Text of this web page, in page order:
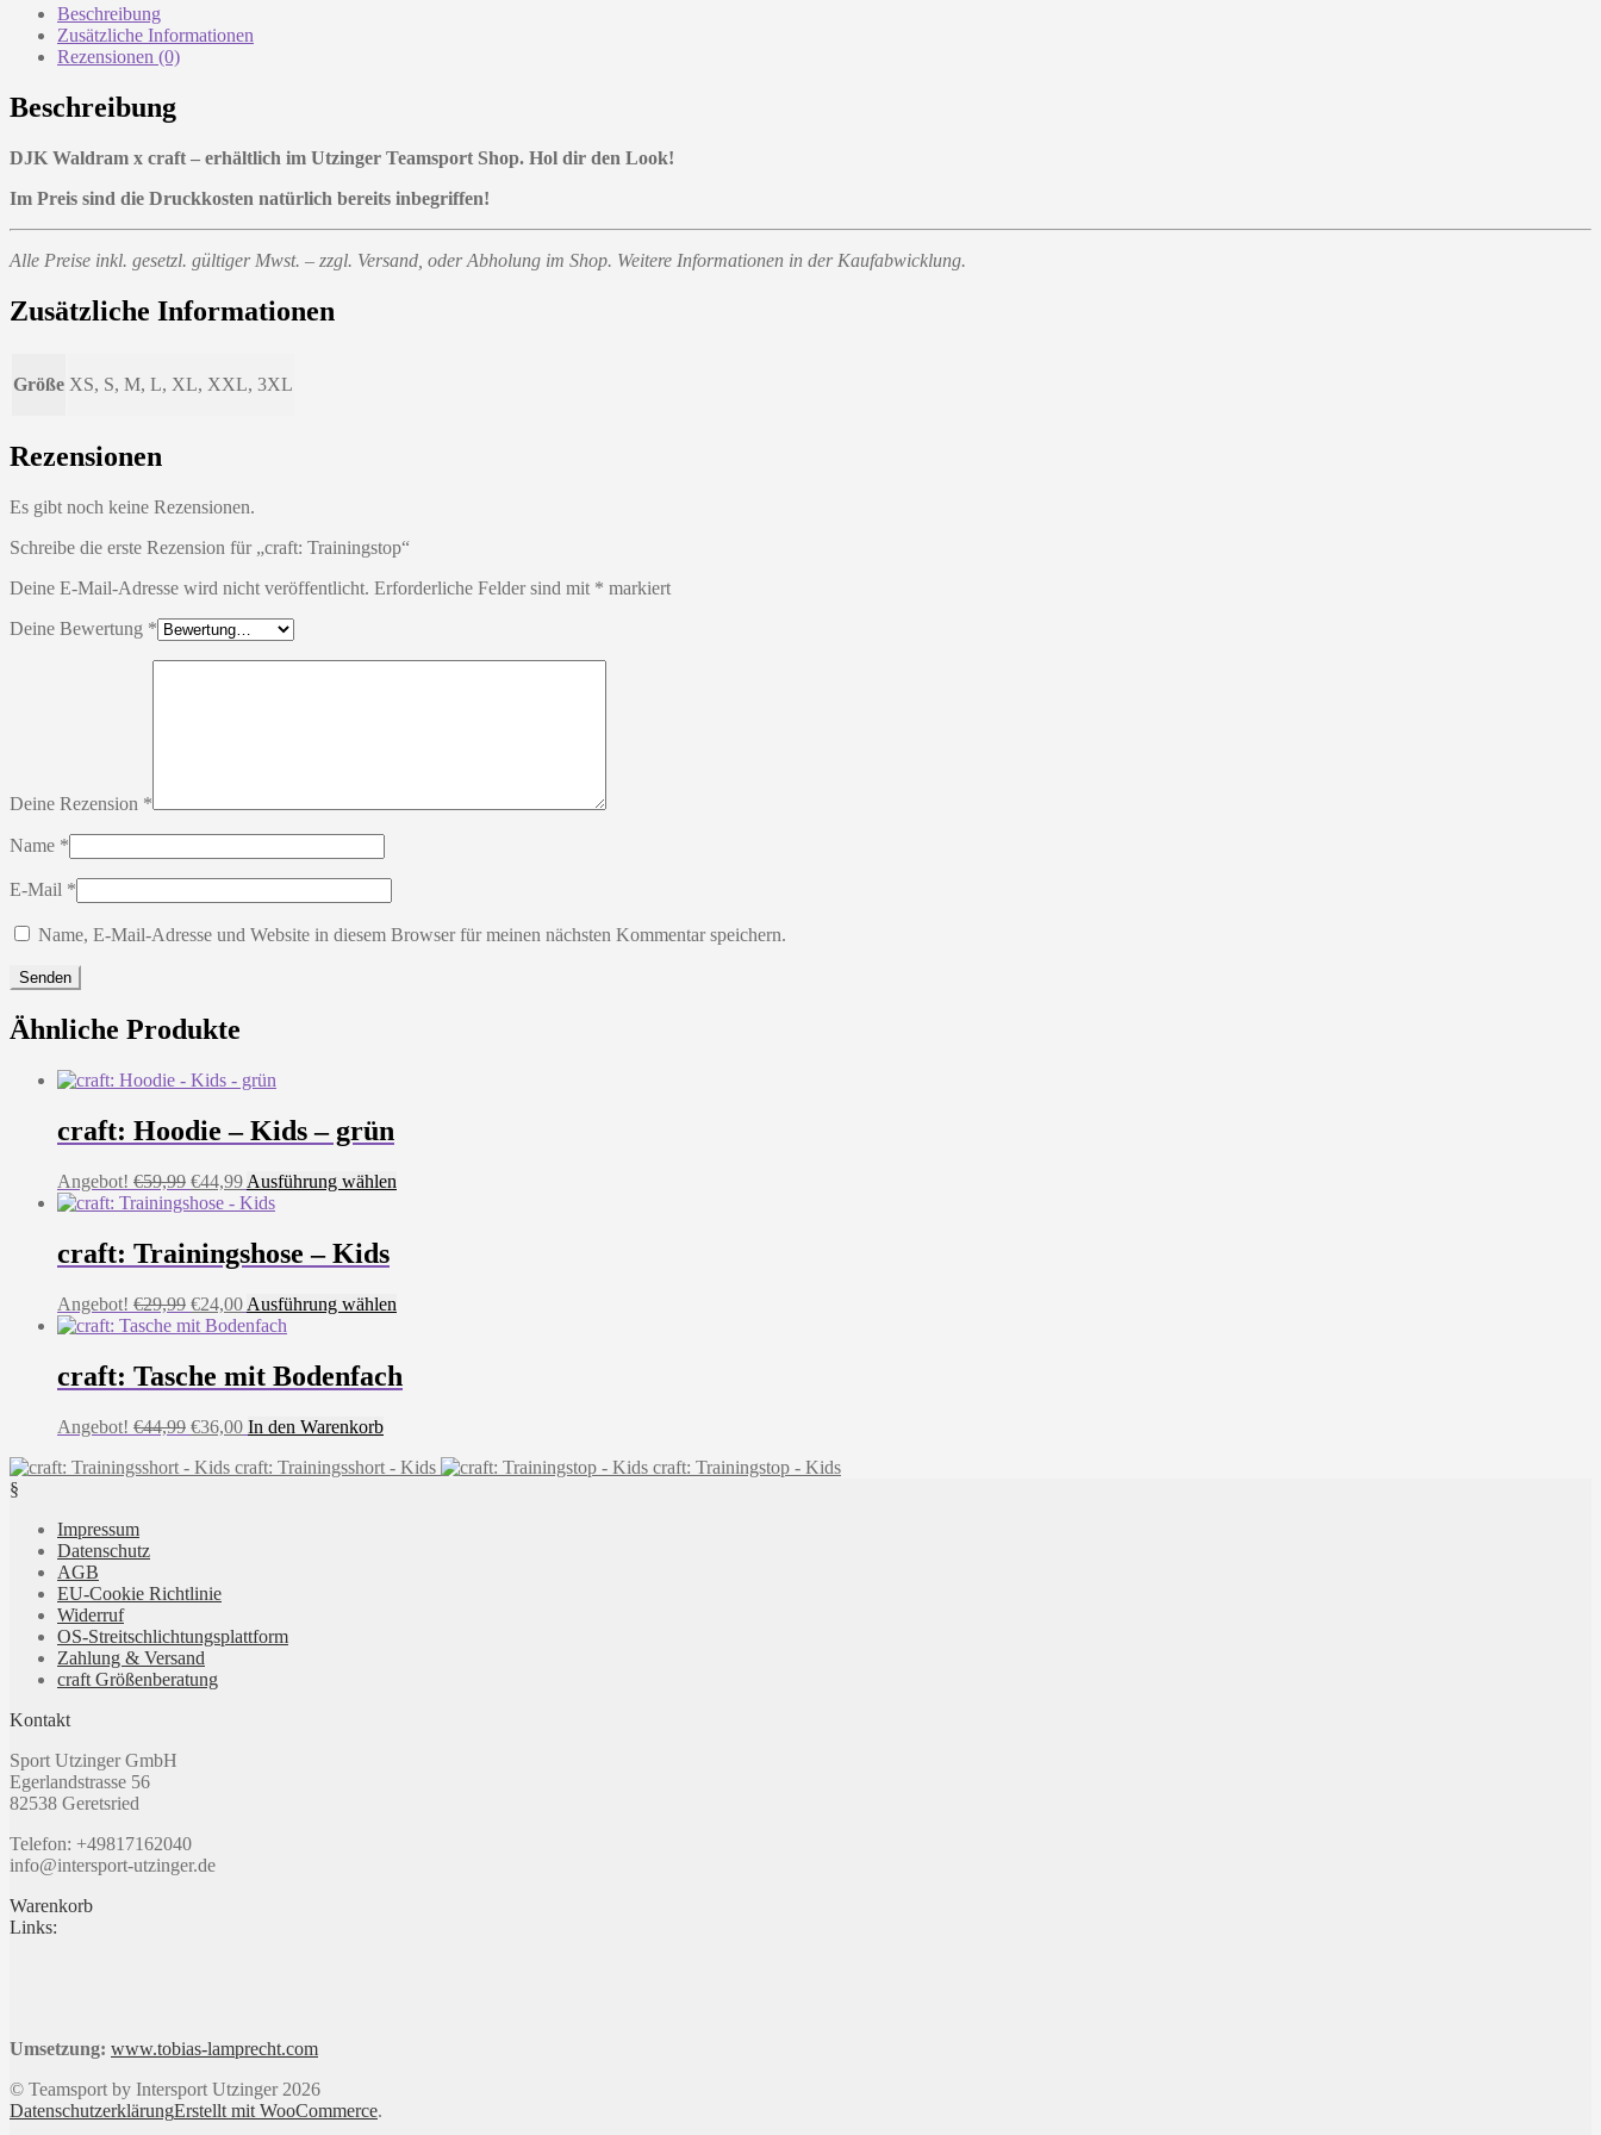
Beschreibung
Zusätzliche Informationen
Rezensionen (0)
Beschreibung
DJK Waldram x craft – erhältlich im Utzinger Teamsport Shop. Hol dir den Look!
Im Preis sind die Druckkosten natürlich bereits inbegriffen!
Alle Preise inkl. gesetzl. gültiger Mwst. – zzgl. Versand, oder Abholung im Shop. Weitere Informationen in der Kaufabwicklung.
Zusätzliche Informationen
Größe XS, S, M, L, XL, XXL, 3XL
Rezensionen
Es gibt noch keine Rezensionen.
Schreibe die erste Rezension für „craft: Trainingstop“
Deine E-Mail-Adresse wird nicht veröffentlicht. Erforderliche Felder sind mit * markiert
Deine Bewertung *
Deine Rezension *
Name *
E-Mail *
Name, E-Mail-Adresse und Website in diesem Browser für meinen nächsten Kommentar speichern.
Ähnliche Produkte
craft: Hoodie – Kids – grün
Angebot! €59,99 Ursprünglicher
Preis
€59,99
€44,99Aktueller
Preis
€44,99.
Ausführung wählen
Die
auf
der
werden
craft: Trainingshose – Kids
Angebot! €29,99 Ursprünglicher
Preis
€29,99
€24,00Aktueller
Preis
€24,00.
Ausführung wählen
Varianten
Optionen
können
craft: Tasche mit Bodenfach
Angebot! €44,99 Ursprünglicher
war:
€36,00Aktueller
ist:
In den Warenkorb
craft: Trainingsshort - Kids
craft: Trainingstop - Kids
§
Impressum
Datenschutz
AGB
EU-Cookie Richtlinie
Widerruf
OS-Streitschlichtungsplattform
Zahlung & Versand
craft Größenberatung
Kontakt
Sport Utzinger GmbH
Egerlandstrasse 56
82538 Geretsried
Telefon: +49817162040
info@intersport-utzinger.de
Warenkorb
Links:
Umsetzung: www.tobias-lamprecht.com
© Teamsport by Intersport Utzinger 2026
DatenschutzerklärungErstellt mit WooCommerce.